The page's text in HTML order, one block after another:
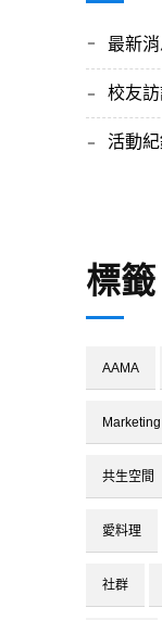
最新
校友
活動
標籤
AAMA
Marketing
共生空間
愛料理
社群